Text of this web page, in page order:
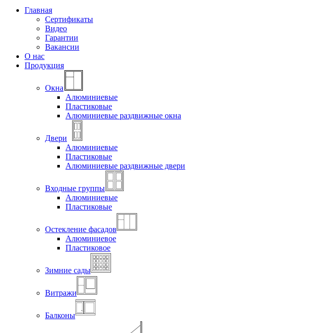
Главная
Сертификаты
Видео
Гарантии
Вакансии
О нас
Продукция
Окна
Алюминиевые
Пластиковые
Алюминиевые раздвижные окна
Двери
Алюминиевые
Пластиковые
Алюминиевые раздвижные двери
Входные группы
Алюминиевые
Пластиковые
Остекление фасадов
Алюминиевое
Пластиковое
Зимние сады
Витражи
Балконы